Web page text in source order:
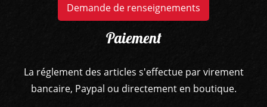
Demande de renseignements
Paiement
La réglement des articles s'effectue par virement
bancaire, Paypal ou directement en boutique.